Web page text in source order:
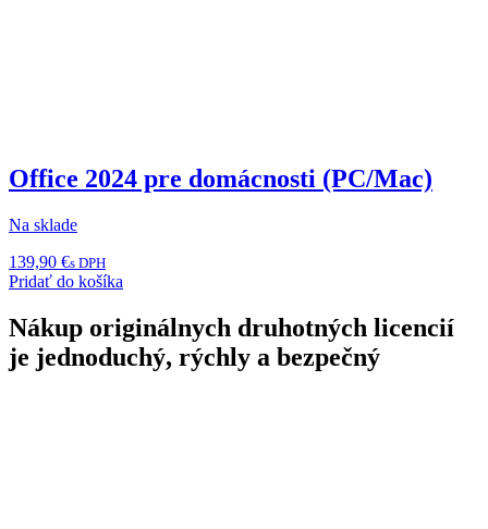
Office 2024 pre domácnosti (PC/Mac)
Na sklade
139,90 €s DPH
Pridať do košíka
Nákup originálnych druhotných licencií
je jednoduchý, rýchly a bezpečný